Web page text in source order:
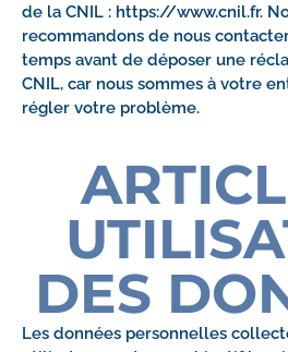
de la CNIL : https://www.cnil.fr.
recommandons de nous
temps avant de déposer une
CNIL, car nous sommes à votre
régler votre problème.
DES
Les données personnelles